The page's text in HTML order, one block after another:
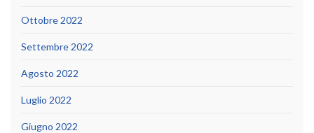
Ottobre 2022
Settembre 2022
Agosto 2022
Luglio 2022
Giugno 2022